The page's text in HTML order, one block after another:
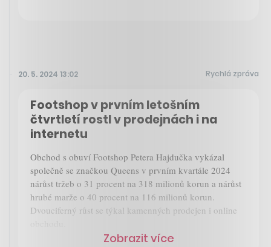
20. 5. 2024 13:02 Rychlá zpráva
Footshop v prvním letošním
čtvrtletí rostl v prodejnách i na
internetu
Obchod s obuví Footshop Petera Hajdučka vykázal
společně se značkou Queens v prvním kvartále 2024
nárůst tržeb o 31 procent na 318 milionů korun a nárůst
hrubé marže o 40 procent na 116 milionů korun.
Dvouciferný růst se týkal kamenných prodejen i online
Zobrazit více